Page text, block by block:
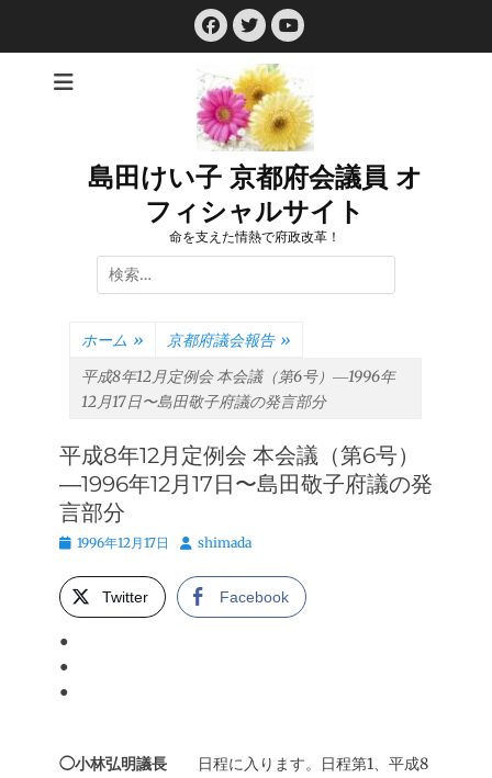
Facebook
Twitter
YouTube
島田けい子 京都府会議員 オ
フィシャルサイト
命を支えた情熱で府政改革！
検
索:
ホーム » 京都府議会報告 »
平成8年12月定例会 本会議（第6号）―1996年
12月17日〜島田敬子府議の発言部分
平成8年12月定例会 本会議（第6号）
―1996年12月17日〜島田敬子府議の発
言部分
投
日
1996年12月17日
投
者
shimada
Twitter Facebook
●
●
●
◯小林弘明議長 日程に入ります。日程第1、平成8